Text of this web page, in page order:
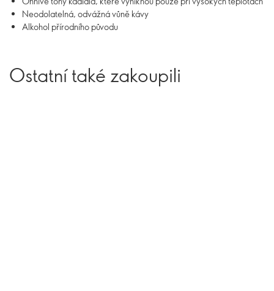
Neodolatelná, odvážná vůně kávy
Alkohol přírodního původu
Ostatní také zakoupili